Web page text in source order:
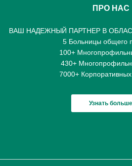
ПРО НАС
ВАШ НАДЕЖНЫЙ ПАРТНЕР В
5 Больницы общего
100+
430+
7000+ Корпоративных
Узнать больше